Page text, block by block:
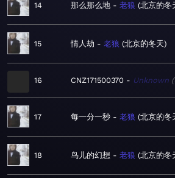
14 那么那么地 老狼 北京的冬
15 情人劫 老狼 北京的冬天
16 CNZ171500370 Unknown
17 每一分一秒 老狼 北京的冬
18 鸟儿的幻想 老狼 北京的冬